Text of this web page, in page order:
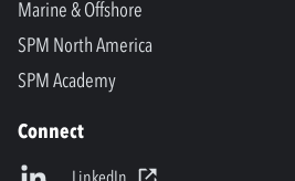
Marine & Offshore
SPM North America
SPM Academy
Connect